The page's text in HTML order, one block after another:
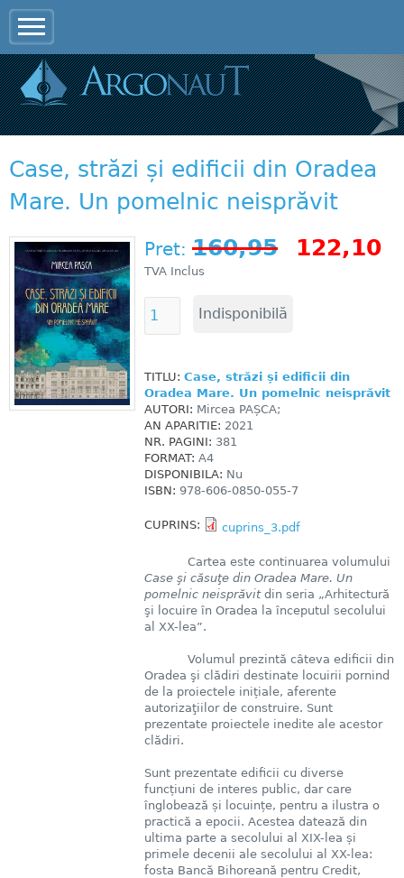
Case, străzi și edificii din Oradea
Mare. Un pomelnic neisprăvit
Pret: 160,95 122,10
TVA Inclus
TITLU: Case, străzi și edificii din
Oradea Mare. Un pomelnic neisprăvit
AUTORI: Mircea PAȘCA;
AN APARITIE: 2021
NR. PAGINI: 381
FORMAT: A4
DISPONIBILA: Nu
ISBN: 978-606-0850-055-7
CUPRINS: cuprins_3.pdf
Cartea este continuarea volumului
Case şi căsuţe din Oradea Mare. Un
pomelnic neisprăvitdin seria „Arhitectură
şi locuire în Oradea la începutul secolului
al XX-lea”.
Volumul prezintă câteva edificii din
Oradea şi clădiri destinate locuirii pornind
de la proiectele inițiale, aferente
autorizaţiilor de construire. Sunt
prezentate proiectele inedite ale acestor
clădiri.
Sunt prezentate edificii cu diverse
funcțiuni de interes public, dar care
înglobează și locuințe, pentru a ilustra o
practică a epocii. Acestea datează din
ultima parte a secolului al XIX-lea și
primele decenii ale secolului al XX-lea:
fosta Bancă Bihoreană pentru Credit,